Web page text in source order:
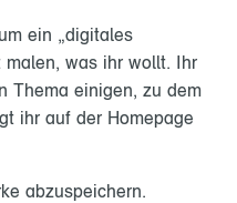
ein „digitales
malen, was ihr wollt. Ihr
Thema einigen, zu dem
ihr auf der Homepage
abzuspeichern.